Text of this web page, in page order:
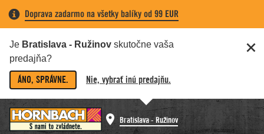
Doprava zadarmo na všetky balíky od 99 EUR
Je Bratislava - Ružinov skutočne vaša
predajňa?
ÁNO, SPRÁVNE. Nie, vybrať inú predajňu.
Bratislava - Ružinov